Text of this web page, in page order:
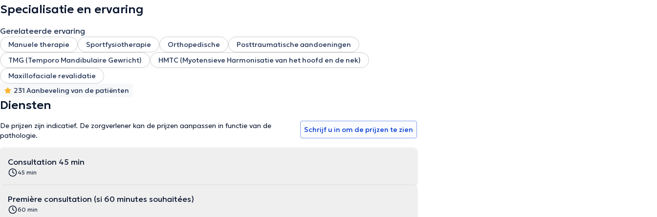
Specialisatie en ervaring
Gerelateerde ervaring
Manuele therapie Sportfysiotherapie Orthopedische
Posttraumatische aandoeningen
TMG (Temporo Mandibulaire Gewricht)
HMTC (Myotensieve Harmonisatie van het hoofd en de nek)
Maxillofaciale revalidatie
231 Aanbeveling van de patiënten
Diensten
De prijzen zijn indicatief. De zorgverlener kan de prijzen aanpassen in functie van de
pathologie.
Schrijf u in om de prijzen te zien
Consultation 45 min
45 min
Première consultation (si 60 minutes souhaitées)
60 min